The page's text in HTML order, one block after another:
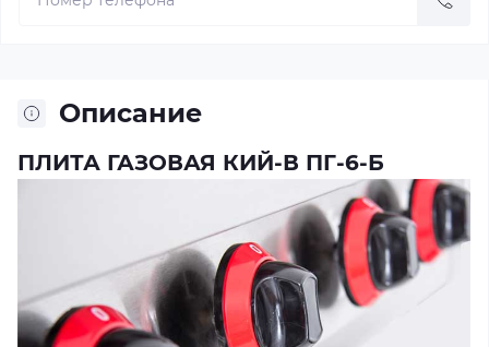
Описание
ПЛИТА ГАЗОВАЯ КИЙ-В ПГ-6-Б